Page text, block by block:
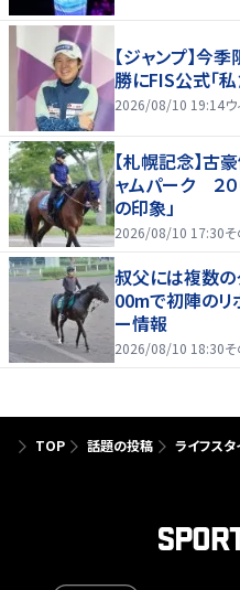
【ジャンプ】今
勝にFIS公式「
2026/08/10 19:14
【札幌記念】古
ャムパーク ２
の印象」
2026/08/10 17:30
叔父には複数の
00mで初陣のリ
ー情報
2026/08/10 18:30
TOP 話題の投稿 ライフスタ